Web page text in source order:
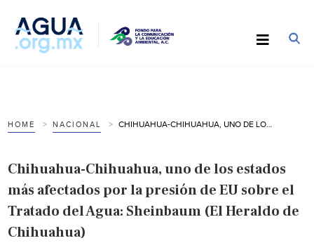
HOME NACIONAL
Chihuahua-Chihuahua, uno de los estados
más afectados por la presión de EU sobre el
Tratado del Agua: Sheinbaum (El Heraldo de
Chihuahua)